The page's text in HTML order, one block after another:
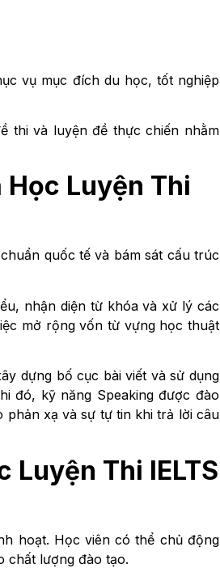
vụ mục đích du học, tốt nghiệp
thi và luyện đề thực chiến nhằm
Học Luyện Thi
quốc tế và bám sát cấu trúc
nhận diện từ khóa và xử lý các
mở rộng vốn từ vựng học thuật
dựng bố cục bài viết và sử dụng
đó, kỹ năng Speaking được đào
phản xạ và sự tự tin khi trả lời câu
Luyện Thi IELTS
hoạt. Học viên có thể chủ động
chất lượng đào tạo.